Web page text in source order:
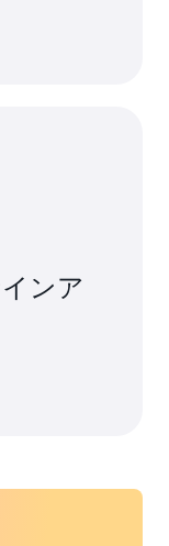
ンア